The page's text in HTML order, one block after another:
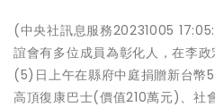
(中央社訊息服務20231005
誼會有多位成員為彰化人，在李
(5)日上午在縣府中庭捐贈新台幣
高頂復康巴士(價值210萬元)、社